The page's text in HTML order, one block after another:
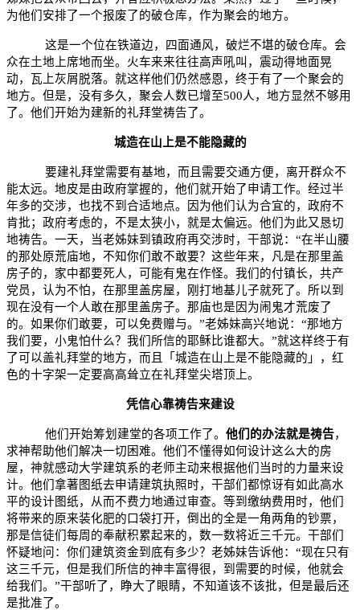
为他们安排了一个报废了的破仓库，作为聚会的地方。
这是一个位在铁道边，四面通风，破烂不堪的破仓库。会
众在土地上席地而坐。火车来来往往高声吼叫，震动得地面晃
动，瓦上灰屑脱落。就这样他们仍然感恩，终于有了一个聚会的
地方。但是，没有多久，聚会人数已增至500人，地方显然不够用
了。他们开始为建新的礼拜堂祷告了。
城造在山上是不能隐藏的
要建礼拜堂需要有基地，而且需要交通方便，离开群众不
能太远。地皮是由政府掌握的，他们就开始了申请工作。经过半
年多的交涉，也找不到合适地点。因为他们认为合宜的，政府不
肯批；政府考虑的，不是太狭小，就是太偏远。他们为此又恳切
地祷告。一天，当老姊妹到镇政府再交涉时，干部说：“在半山腰
的那处原荒庙地，不知你们敢不敢要？这些年来，凡是在那里盖
房子的，家中都要死人，可能有鬼在作怪。我们的付镇长，共产
党员，认为不怕，在那里盖房屋，刚打地基儿子就死了。所以到
现在没有一个人敢在那里盖房子。那庙也是因为闹鬼才荒废了
的。如果你们敢要，可以免费赠与。”老姊妹高兴地说：“那地方
我们要，小鬼怕什么？我们所信的耶稣比谁都大。”就这样终于有
了可以盖礼拜堂的地方，而且「城造在山上是不能隐藏的」，红
色的十字架一定要高高耸立在礼拜堂尖塔顶上。
凭信心靠祷告来建设
他们开始筹划建堂的各项工作了。 他们的办法就是祷告，
求神帮助他们解决一切困难。他们不懂得如何设计这么大的房
屋，神就感动大学建筑系的老师主动来根据他们当时的力量来设
计。他们拿著图纸去申请建筑执照时，干部们都惊讶有如此高水
平的设计图纸，从而不费力地通过审查。等到缴纳费用时，他们
将带来的原来装化肥的口袋打开，倒出的全是一角两角的钞票，
那是信徒们每周的奉献积累起来的，数一数将近三千元。干部们
怀疑地问：你们建筑资金到底有多少？老姊妹告诉他：“现在只有
这三千元，但是我们所信的神丰富得很，到需要的时候，他就会
给我们。”干部听了，睁大了眼睛，不知道该不该批，但是最后还
是批准了。